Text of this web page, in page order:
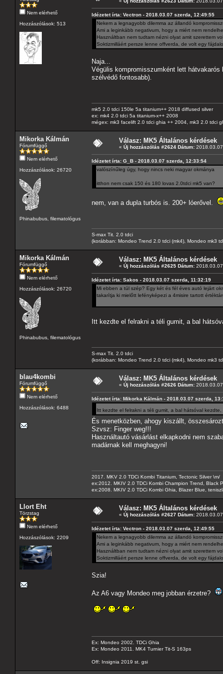
Nem elérhető
Hozzászólások: 513
Idézetet írta: Vectron - 2018.03.07 szerda, 12:49:55
Nekem a legnagyobb dilemma az állandó
Ami a leginkább negativum, hogy a miért nem
Használtban nem tudtam nézni olyat amit szerettem
Soktizmilláért persze lenne offverda, de volt egy
Naja...
Végülis kompromisszumként lett
szélvédő fontosabb).
mk5 2.0 tdci 150le 5a titanium++ 2018 diffused silver
ex: mk4 2.0 tdci 5a titanium-x++ 2008
mégex: mk3 facelift 2.0 tdci ghia ++ 2004, mk3 2.0 tdci
Mikorka Kálmán
Fórumfüggő
Nem elérhető
Hozzászólások: 26720
Phinabubus, filematológus
Válasz: MK5 Általános kérdések
« Új hozzászólás #2624 Dátum:
Idézetet írta: G_B - 2018.03.07 szerda, 12:33:54
valószínűleg úgy, hogy nincs neki magyar okmánya
itthon nem csak 150 és 180 lovas 2.0tdci mk5 van?
nem, van a dupla turbós is. 200+ lóerővel.
S-max Tit. 2.0 tdci
(korábban: Mondeo Trend 2.0 tdci (mk4), Mondeo mk3
Mikorka Kálmán
Fórumfüggő
Nem elérhető
Hozzászólások: 26720
Phinabubus, filematológus
Válasz: MK5 Általános kérdések
« Új hozzászólás #2625 Dátum:
Idézetet írta: Sakos - 2018.03.07 szerda, 11:32:19
Mi ebben a túl szép? Egy két és fél éves autó lejárt
takarítja ki mielőtt lefényképezi a 4misire tartott
Itt kezdte el felrakni a téli gumit, a bal
S-max Tit. 2.0 tdci
(korábban: Mondeo Trend 2.0 tdci (mk4), Mondeo mk3
blau4kombi
Fórumfüggő
Nem elérhető
Hozzászólások: 6488
Válasz: MK5 Általános kérdések
« Új hozzászólás #2626 Dátum:
Idézetet írta: Mikorka Kálmán - 2018.03.07 szerda,
Itt kezdte el felrakni a téli gumit, a bal hátsóval
És menetközben, ahogy kiszállt,
Szvsz: Finger weg!!!
Használtautó vásárlást elkapkodni nem
madárnak kell meghagyni!
2017. MKV 2.0 TDCi Kombi Titanium, Tectonic Silver \m/
ex:2012. MKIV 2.0 TDCi Kombi Champion Trend, Black
ex:2008. MKIV 2.0 TDCi Kombi Ghia, Blazer Blue,
Llort Eht
Törzstag
Nem elérhető
Hozzászólások: 2209
Válasz: MK5 Általános kérdések
« Új hozzászólás #2627 Dátum:
Idézetet írta: Vectron - 2018.03.07 szerda, 12:49:55
Nekem a legnagyobb dilemma az állandó
Ami a leginkább negativum, hogy a miért nem
Használtban nem tudtam nézni olyat amit szerettem
Soktizmilláért persze lenne offverda, de volt egy
Szia!
Az A6 vagy Mondeo meg jobban érzetre?
Ex: Mondeo 2002. TDCi Ghia
Ex: Mondeo 2011. MK4 Turnier Tit-S 163ps
Off: Insignia 2019 st. gsi